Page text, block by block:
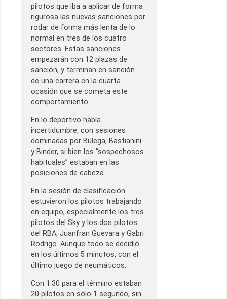
pilotos que iba a aplicar de forma
rigurosa las nuevas sanciones por
rodar de forma más lenta de lo
normal en tres de los cuatro
sectores. Estas sanciones
empezarán con 12 plazas de
sanción, y terminan en sanción
de una carrera en la cuarta
ocasión que se cometa este
comportamiento.
En lo deportivo había
incertidumbre, con sesiones
dominadas por Bulega, Bastianini
y Binder, si bien los “sospechosos
habituales” estaban en las
posiciones de cabeza.
En la sesión de clasificación
estuvieron los pilotos trabajando
en equipo, especialmente los tres
pilotos del Sky y los dos pilotos
del RBA, Juanfran Guevara y Gabri
Rodrigo. Aunque todo se decidió
en los últimos 5 minutos, con el
último juego de neumáticos.
Con 1:30 para el término estaban
20 pilotos en sólo 1 segundo, sin